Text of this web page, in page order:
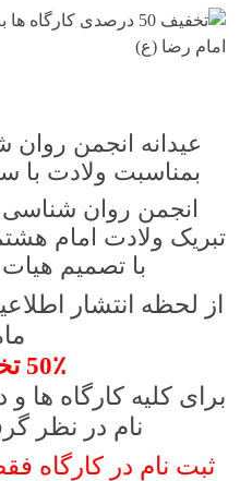
عیدانه انجمن روان
بمناسبت ولادت با
انجمن روان
تبریک ولادت امام
با تصمیم
از لحظه انتشار
50٪ تخفیف
برای کلیه کارگاه ها
نام در نظر
ثبت نام در کارگاه